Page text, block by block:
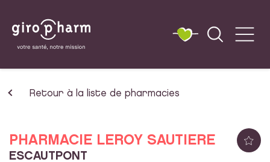
Retour à la liste de pharmacies
PHARMACIE LEROY SAUTIERE
ESCAUTPONT